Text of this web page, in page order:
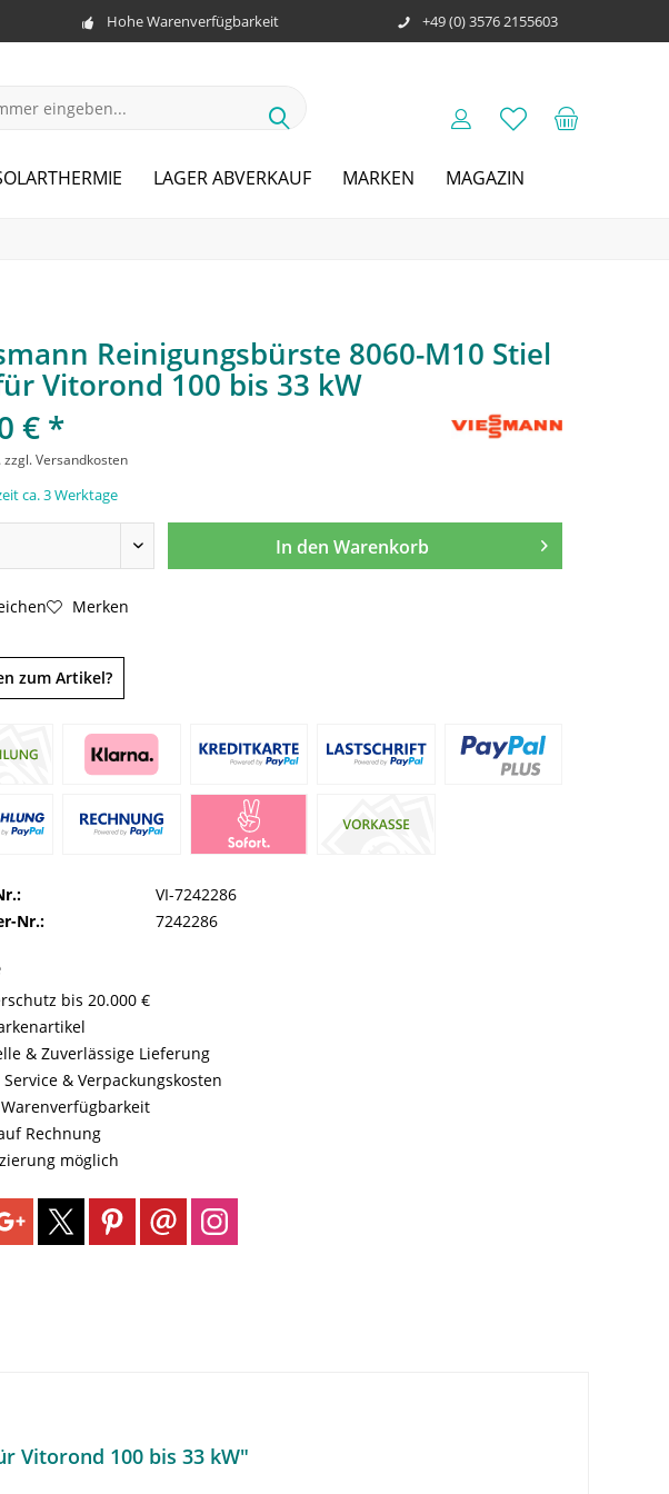
Hohe Warenverfügbarkeit +49 (0) 3576 2155603
LAGER ABVERKAUF MARKEN MAGAZIN
Reinigungsbürste 8060-M10 Stiel
Vitorond 100 bis 33 kW
€ *
zzgl. Versandkosten
ca. 3 Werktage
In den Warenkorb
Merken
zum Artikel?
VI-7242286
Nr.:
7242286
bis 20.000 €
& Zuverlässige Lieferung
Service & Verpackungskosten
Rechnung
möglich
Vitorond 100 bis 33 kW"